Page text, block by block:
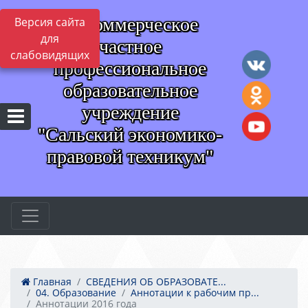
Версия сайта
для
слабовидящих
Некоммерческое
частное
профессиональное
образовательное
учреждение
"Сальский экономико-
правовой техникум"
Главная
СВЕДЕНИЯ ОБ ОБРАЗОВАТЕ...
04. Образование
Аннотации к рабочим пр...
Аннотации 2016 года